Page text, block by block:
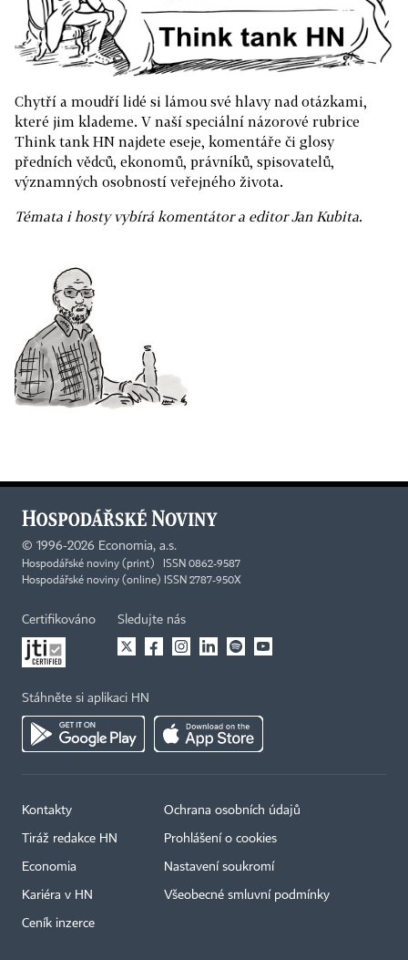
Chytří a moudří lidé si lámou své hlavy nad otázkami,
které jim klademe. V naší speciální názorové rubrice
Think tank HN najdete eseje, komentáře či glosy
předních vědců, ekonomů, právníků, spisovatelů,
významných osobností veřejného života.
Témata i hosty vybírá komentátor a editor Jan Kubita.
© 1996-2026 Economia, a.s.
Hospodářské noviny (print) ISSN 0862-9587
Hospodářské noviny (online) ISSN 2787-950X
Certifikováno Sledujte nás
Stáhněte si aplikaci HN
Kontakty
Tiráž redakce HN
Economia
Kariéra v HN
Ceník inzerce
Ochrana osobních údajů
Prohlášení o cookies
Nastavení soukromí
Všeobecné smluvní podmínky